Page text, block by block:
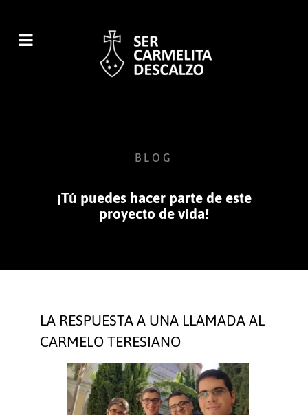
BLOG
¡Tú puedes hacer parte de este
proyecto de vida!
LA RESPUESTA A UNA LLAMADA AL
CARMELO TERESIANO